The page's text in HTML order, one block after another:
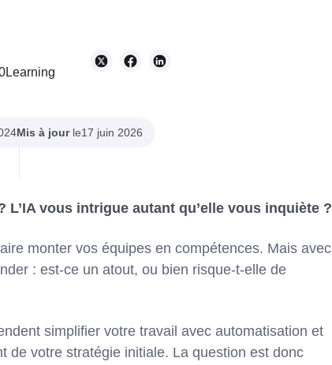
Mis à jourle17 juin 2026
vous intrigue autant qu’elle vous inquiète ?
monter vos équipes en compétences. Mais avec
: est-ce un atout, ou bien risque-t-elle de
simplifier votre travail avec automatisation et
de votre stratégie initiale. La question est donc